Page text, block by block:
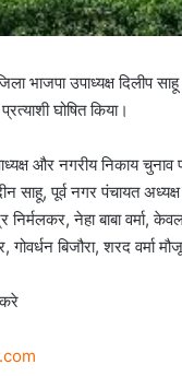
भाजपा उपाध्यक्ष दिलीप
घोषित किया।
और नगरीय निकाय
साहू, पूर्व नगर पंचायत
नेहा बाबा वर्मा,
बिजौरा, शरद वर्मा